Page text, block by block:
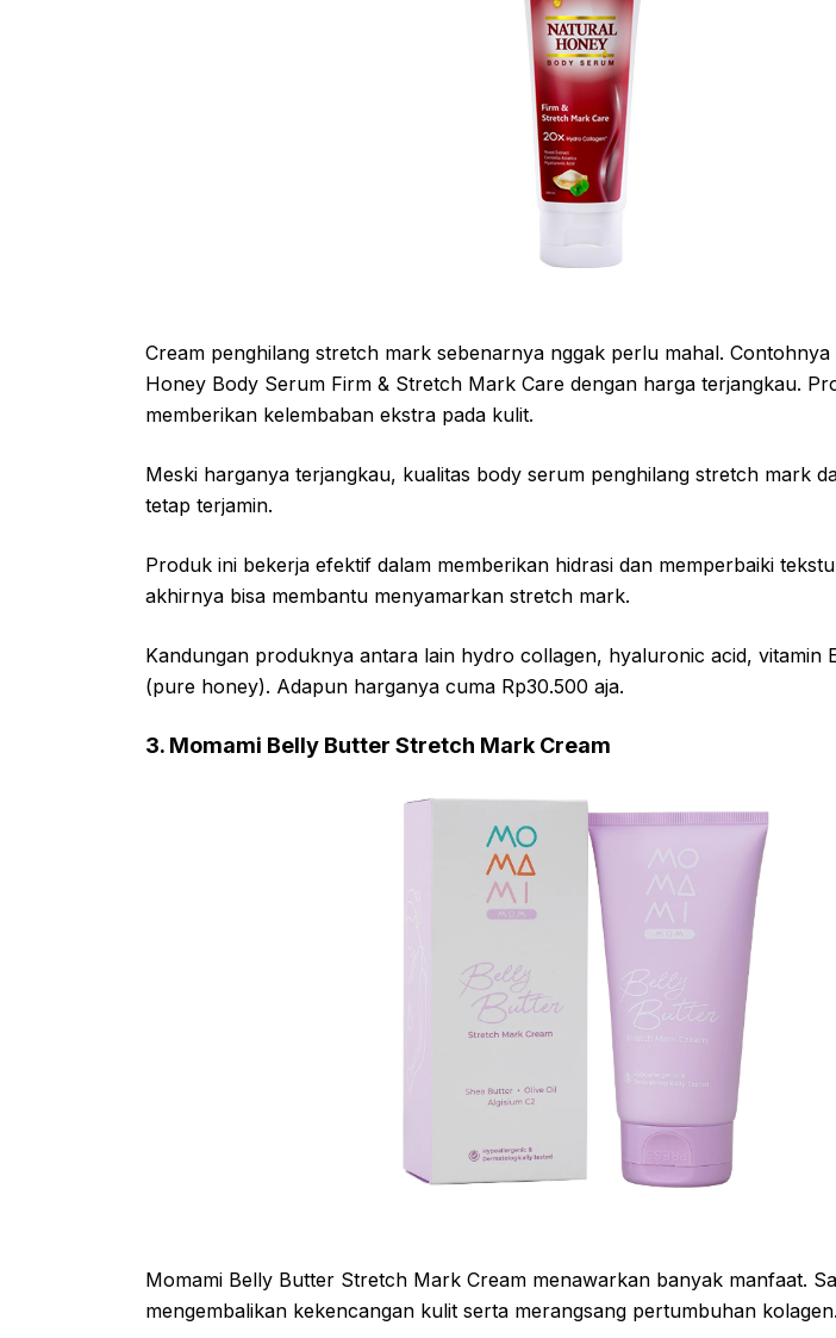
Cream penghilang stretch mark sebenarnya nggak perlu mahal.
Honey Body Serum Firm & Stretch Mark Care dengan harga terjangkau.
memberikan kelembaban ekstra pada kulit.
Meski harganya terjangkau, kualitas body serum penghilang stretch mark
tetap terjamin.
Produk ini bekerja efektif dalam memberikan hidrasi dan memperbaiki
akhirnya bisa membantu menyamarkan stretch mark.
Kandungan produknya antara lain hydro collagen, hyaluronic acid, vitamin
(pure honey). Adapun harganya cuma Rp30.500 aja.
3. Momami Belly Butter Stretch Mark Cream
Momami Belly Butter Stretch Mark Cream menawarkan banyak manfaat.
mengembalikan kekencangan kulit serta merangsang pertumbuhan kolagen.